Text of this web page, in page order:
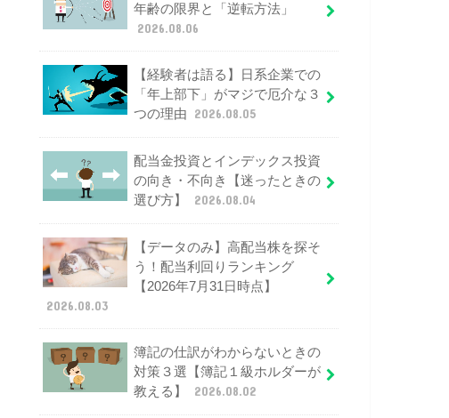
年齢の限界と「逆転方法」
2026.08.06
【経験者は語る】日系企業での
「年上部下」がマジで厄介な３
つの理由
2026.08.05
配当金投資とインデックス投資
の向き・不向き【迷ったときの
選び方】
2026.08.04
【データのみ】高配当株を探そ
う！配当利回りランキング
【2026年7月31日時点】
2026.08.03
簿記の仕訳がわからないときの
対策３選【簿記１級ホルダーが
教える】
2026.08.02